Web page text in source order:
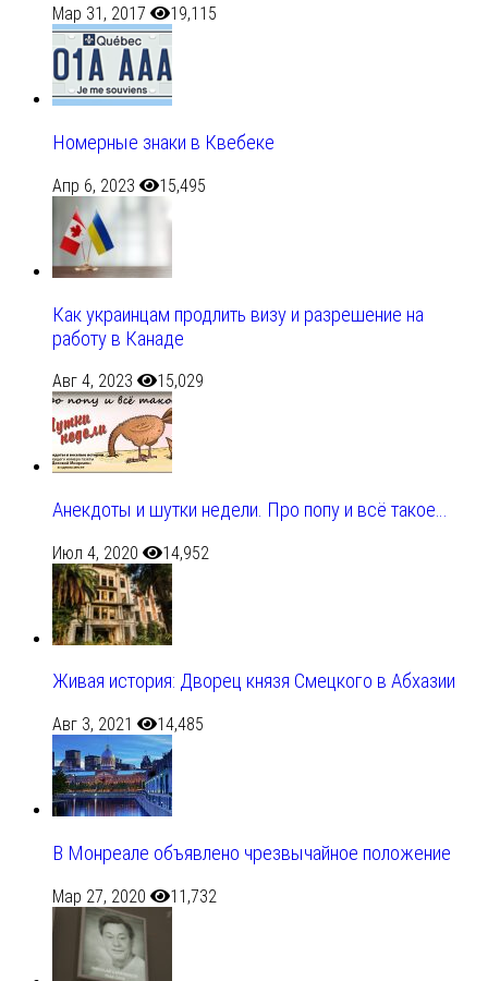
Мар 31, 2017 19,115
Номерные знаки в Квебеке
Апр 6, 2023 15,495
Как украинцам продлить визу и разрешение на
работу в Канаде
Авг 4, 2023 15,029
Анекдоты и шутки недели. Про попу и всё такое…
Июл 4, 2020 14,952
Живая история: Дворец князя Смецкого в Абхазии
Авг 3, 2021 14,485
В Монреале объявлено чрезвычайное положение
Мар 27, 2020 11,732